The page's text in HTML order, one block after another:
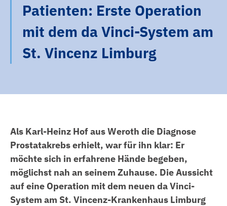
Übersicht
St. Vincenz-Krankenhaus Limburg
Akademie für Gesundheitsfachberufe
MediLog
Übersicht
Kinder und Jugendliche
Knochen und Gelenke
Krebs und Tumore
Übersicht
Flexible Pflege
Benefits
Fort- und Weiterbildung
Übersicht
Ausbildung
Leitbild
Kooperationspartner
Ethik-Komitee
Unternehmenskommunikation
Jobs
Aktuelles
Veranstaltungen
Spenden & fördern
Patienten: Erste Operation
mit dem da Vinci-System am
St. Vincenz Limburg
Als Karl-Heinz Hof aus Weroth die Diagnose
Prostatakrebs erhielt, war für ihn klar: Er
möchte sich in erfahrene Hände begeben,
möglichst nah an seinem Zuhause. Die Aussicht
auf eine Operation mit dem neuen da Vinci-
System am St. Vincenz-Krankenhaus Limburg